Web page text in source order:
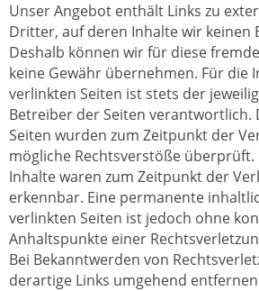
Unser Angebot enthält Links zu
Dritter, auf deren Inhalte wir keinen
Deshalb können wir für diese
keine Gewähr übernehmen. Für die
verlinkten Seiten ist stets der
Betreiber der Seiten verantwortlich.
Seiten wurden zum Zeitpunkt der
mögliche Rechtsverstöße überprüft.
Inhalte waren zum Zeitpunkt der
erkennbar. Eine permanente
verlinkten Seiten ist jedoch ohne
Anhaltspunkte einer
Bei Bekanntwerden von
derartige Links umgehend